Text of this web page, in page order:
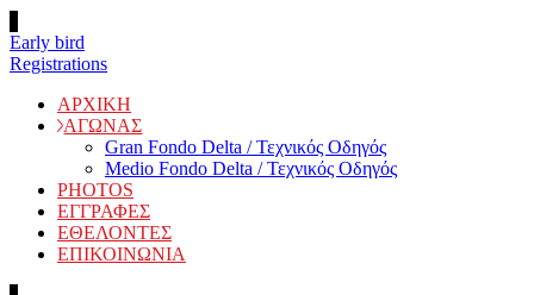
Early bird
Registrations
ΑΡΧΙΚΗ
ΑΓΩΝΑΣ
Gran Fondo Delta / Τεχνικός Οδηγός
Medio Fondo Delta / Τεχνικός Οδηγός
PHOTOS
ΕΓΓΡΑΦΕΣ
ΕΘΕΛΟΝΤΕΣ
ΕΠΙΚΟΙΝΩΝΙΑ